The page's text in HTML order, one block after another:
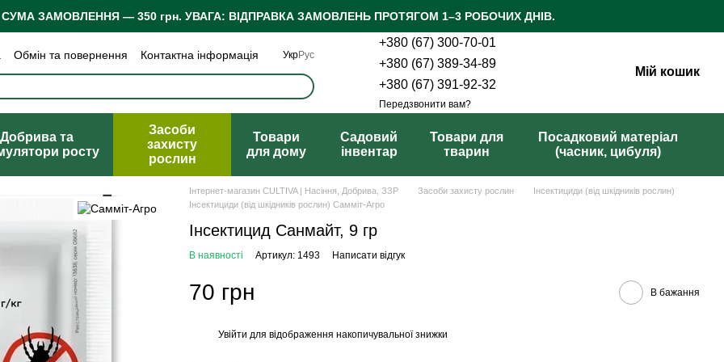
ЗАМОВЛЕННЯ — 350 грн. УВАГА: ВІДПРАВКА ЗАМОВЛЕНЬ ПРОТЯГОМ 1–3 РОБОЧИХ ДНІВ.
Обмін та повернення
Контактна інформація
Відгуки про магазин
УкрРус
+380 (67) 300-70-01
+380 (67) 389-34-89
+380 (67) 391-92-32
Передзвонити вам?
Мій кошик
Добрива та
росту
Засоби
захисту
рослин
Товари
для дому
Садовий
інвентар
Товари для
тварин
Посадковий матеріал
(часник, цибуля)
Інтернет-магазин CULTIVA | Насіння, Добрива, ЗЗР Засоби захисту рослин
Інсектициди (від шкідників рослин)
Інсектициди (від шкідників рослин) Самміт-Агро
Інсектицид Санмайт, 9 гр
В наявності Артикул: 1493 Написати відгук
70 грн В бажання
Увійти для відображення накопичувальної знижки